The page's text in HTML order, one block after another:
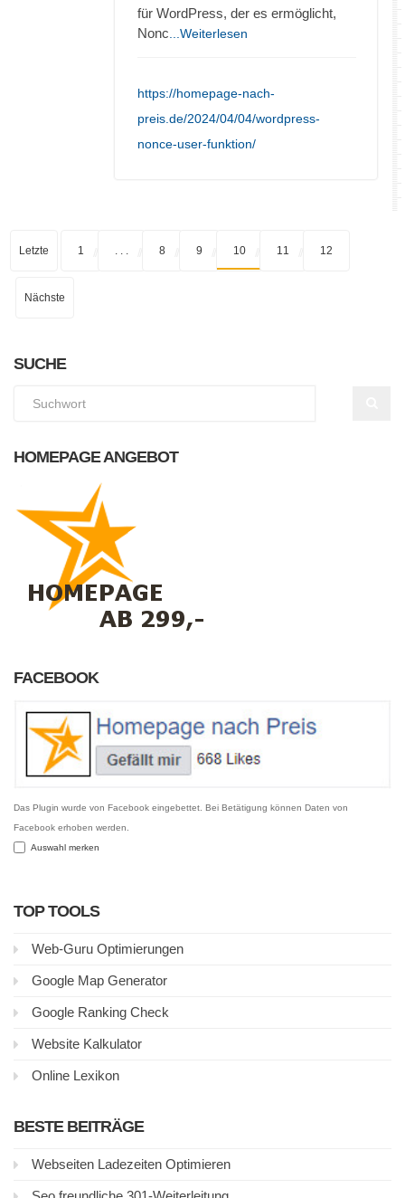
für WordPress, der es ermöglicht,
Nonc ...Weiterlesen
https://homepage-nach-
preis.de/2024/04/04/wordpress-
nonce-user-funktion/
Letzte 1 8 9 10 11 12
Nächste
SUCHE
HOMEPAGE ANGEBOT
FACEBOOK
Das Plugin wurde von Facebook eingebettet. Bei Betätigung können Daten von
Facebook erhoben werden.
Auswahl merken
TOP TOOLS
Web-Guru Optimierungen
Google Map Generator
Google Ranking Check
Website Kalkulator
Online Lexikon
BESTE BEITRÄGE
Webseiten Ladezeiten Optimieren